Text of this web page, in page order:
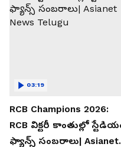
RCB Champions 2026:
RCB విక్టరీ కాంతుల్లో
ఫ్యాన్స్ సంబరాలు| Asianet
03:19